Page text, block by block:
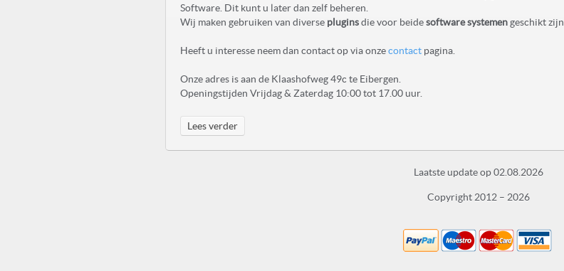
Software. Dit kunt u later dan zelf beheren.
Wij maken gebruiken van diverse pluginsdie voor beidesoftware systemengeschikt zijn.
Heeft u interesse neem dan contact op via onzecontact pagina.
Onze adres is aan de Klaashofweg 49c te Eibergen.
Openingstijden Vrijdag & Zaterdag 10:00 tot 17.00 uur.
Lees verder
Laatste update op 02.08.2026
Copyright 2012 – 2026